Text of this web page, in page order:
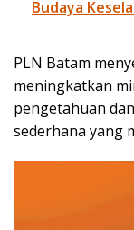
Budaya
PLN Batam
meningkatkan
pengetahuan
sederhana yang